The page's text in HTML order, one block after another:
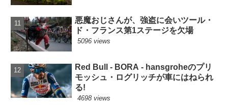
悪魔おじさんが、強盗に会いツール・
ド・フランス第1ステージを欠場
5096 views
Red Bull - BORA - hansgroheのプリ
モッシュ・ログリッチが車にはねられ
る!
4698 views